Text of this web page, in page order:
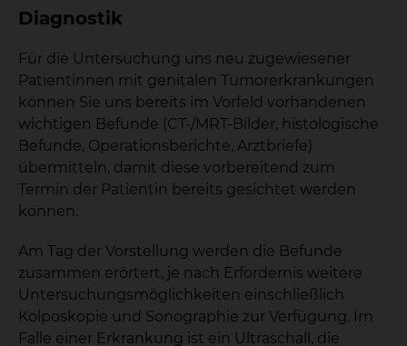
Diagnostik
Für die Untersuchung uns neu zugewiesener
Patientinnen mit genitalen Tumorerkrankungen
können Sie uns bereits im Vorfeld vorhandenen
wichtigen Befunde (CT-/MRT-Bilder, histologische
Befunde, Operationsberichte, Arztbriefe)
übermitteln, damit diese vorbereitend zum
Termin der Patientin bereits gesichtet werden
können.
Am Tag der Vorstellung werden die Befunde
zusammen erörtert, je nach Erfordernis weitere
Untersuchungsmöglichkeiten einschließlich
Kolposkopie und Sonographie zur Verfügung. Im
Falle einer Erkrankung ist ein Ultraschall, die